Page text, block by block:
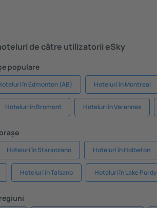
de către utilizatorii eSky
populare
în Edmonton (AB) Hoteluri în Montreal
Hoteluri în Bromont Hoteluri în Varennes
Hoteluri în Staranzano Hoteluri în Holbeton
Hoteluri în Talsano Hoteluri în Lake Purdy